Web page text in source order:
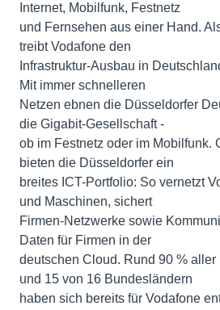
Internet, Mobilfunk, Festnetz
und Fernsehen aus einer Hand.
treibt Vodafone den
Infrastruktur-Ausbau in
Mit immer schnelleren
Netzen ebnen die Düsseldorfer
die Gigabit-Gesellschaft -
ob im Festnetz oder im Mobilfunk.
bieten die Düsseldorfer ein
breites ICT-Portfolio: So vernetzt
und Maschinen, sichert
Firmen-Netzwerke sowie
Daten für Firmen in der
deutschen Cloud. Rund 90 %
und 15 von 16 Bundesländern
haben sich bereits für Vodafone